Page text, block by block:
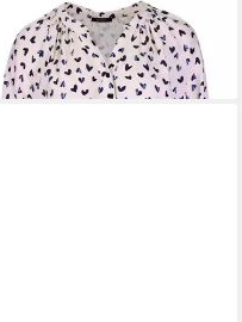
1/2 A. BL. HERZEN
53,99 € 59,99 €
-10%